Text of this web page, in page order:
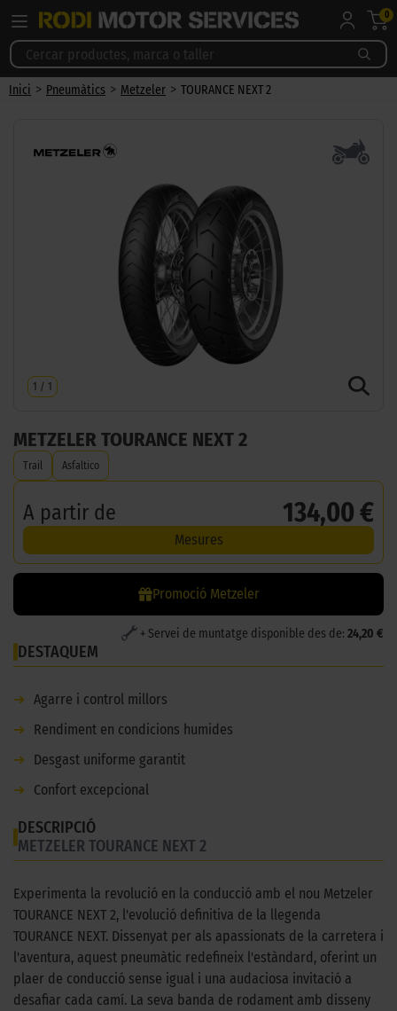
0
Inici > Pneumàtics > Metzeler > TOURANCE NEXT 2
1 / 1
METZELER TOURANCE NEXT 2
Trail Asfaltico
A partir de 134,00 €
Mesures
Promoció Metzeler
+ Servei de muntatge disponible des de: 24,20 €
DESTAQUEM
➜
Agarre i control millors
➜
Rendiment en condicions humides
➜
Desgast uniforme garantit
➜
Confort excepcional
DESCRIPCIÓ
METZELER TOURANCE NEXT 2
Experimenta la revolució en la conducció amb el nou Metzeler
TOURANCE NEXT 2, l'evolució definitiva de la llegenda
TOURANCE NEXT. Dissenyat per als apassionats de la carretera i
l'aventura, aquest pneumàtic redefineix l'estàndard, oferint un
plaer de conducció sense igual i una audaciosa invitació a
desafiar cada camí. La seva banda de rodament amb disseny